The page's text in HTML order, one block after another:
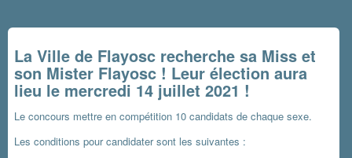
La Ville de Flayosc recherche sa Miss et
son Mister Flayosc ! Leur élection aura
lieu le mercredi 14 juillet 2021 !
Le concours mettre en compétition 10 candidats de chaque sexe.
Les conditions pour candidater sont les suivantes :